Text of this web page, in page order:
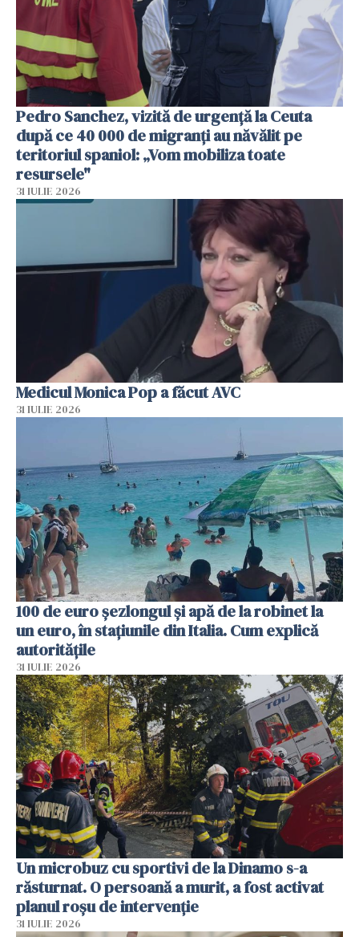
Pedro Sanchez, vizită de urgență la Ceuta
după ce 40 000 de migranți au năvălit pe
teritoriul spaniol: „Vom mobiliza toate
resursele"
31 IULIE 2026
Medicul Monica Pop a făcut AVC
31 IULIE 2026
100 de euro șezlongul și apă de la robinet la
un euro, în stațiunile din Italia. Cum explică
autoritățile
31 IULIE 2026
Un microbuz cu sportivi de la Dinamo s-a
răsturnat. O persoană a murit, a fost activat
planul roșu de intervenție
31 IULIE 2026